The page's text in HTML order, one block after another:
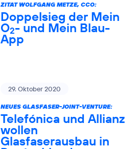
ZITAT WOLFGANG METZE, CCO:
Doppelsieg der Mein
O2- und Mein Blau-
App
29. Oktober 2020
NEUES GLASFASER-JOINT-VENTURE:
Telefónica und Allianz
wollen
Glasfaserausbau in